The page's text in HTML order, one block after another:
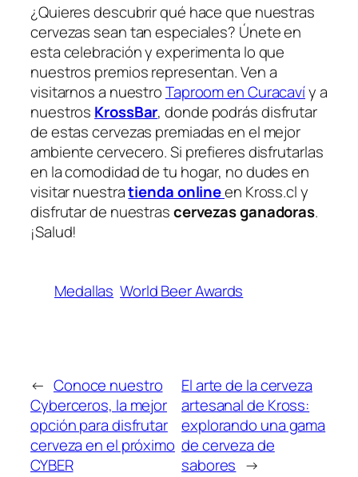
¿Quieres descubrir qué hace que nuestras
cervezas sean tan especiales? Únete en
esta celebración y experimenta lo que
nuestros premios representan. Ven a
visitarnos a nuestroTaproom en Curacavíy a
nuestros KrossBar, donde podrás disfrutar
de estas cervezas premiadas en el mejor
ambiente cervecero. Si prefieres disfrutarlas
en la comodidad de tu hogar, no dudes en
visitar nuestratienda onlineen Kross.cl y
disfrutar de nuestrascervezas ganadoras.
¡Salud!
Medallas World Beer Awards
← Conoce nuestro
Cyberceros, la mejor
opción para disfrutar
cerveza en el próximo
CYBER
El arte de la cerveza
artesanal de Kross:
explorando una gama
de cerveza de
sabores →